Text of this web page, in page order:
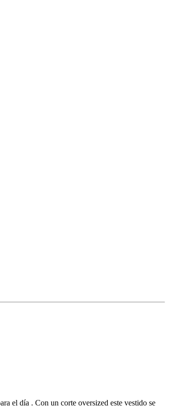
el día . Con un corte oversized este vestido se